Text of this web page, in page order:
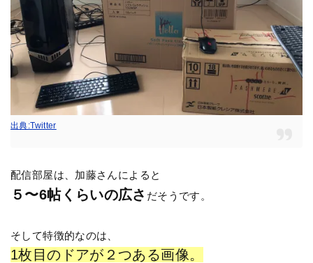
出典:Twitter
配信部屋は、加藤さんによると
５〜6帖くらいの広さ だそうです。
そして特徴的なのは、
1枚目のドアが２つある画像。